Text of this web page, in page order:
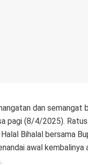
dan semangat
pagi (8/4/2025).
Bihalal bersama
awal